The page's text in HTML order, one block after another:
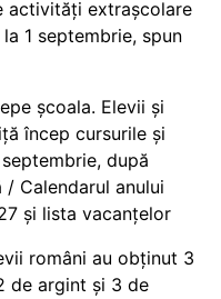
activități extrașcolare
1 septembrie, spun
școala. Elevii și
încep cursurile și
după
Calendarul anului
și lista vacanțelor
români au obținut 3
de argint și 3 de